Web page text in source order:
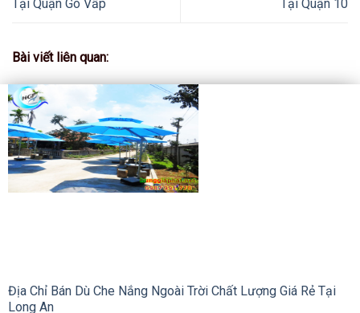
Tại Quận Gò Vấp Tại Quận 10
Bài viết liên quan:
Địa Chỉ Bán Dù Che Nắng Ngoài Trời Chất Lượng Giá Rẻ Tại
Long An